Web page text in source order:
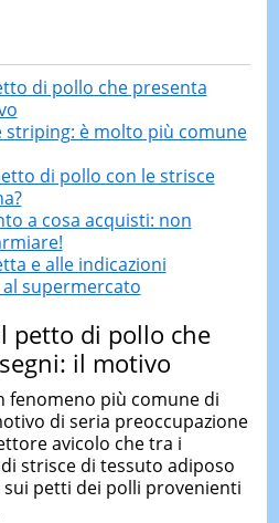
di pollo che presenta
striping: è molto più comune
di pollo con le strisce
a cosa acquisti: non
e alle indicazioni
supermercato
petto di pollo che
il motivo
fenomeno più comune di
di seria preoccupazione
avicolo che tra i
strisce di tessuto adiposo
petti dei polli provenienti